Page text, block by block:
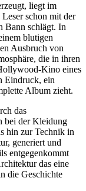
liegt im
schon mit der
Bann schlägt. In
blutigen
Ausbruch von
die in ihren
Kino eines
Eindruck, ein
Album zieht.
das
bei der Kleidung
hin zur Technik in
generiert und
entgegenkommt
das eine
die Geschichte